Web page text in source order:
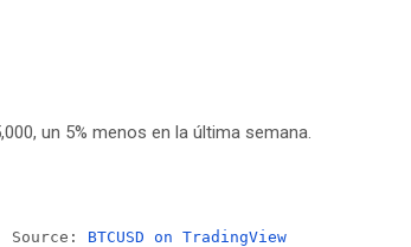
un 5% menos en la última semana.
Source: BTCUSD on TradingView